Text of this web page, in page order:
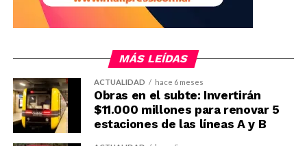
MÁS LEÍDAS
ACTUALIDAD hace 6 meses
Obras en el subte: Invertirán
$11.000 millones para renovar 5
estaciones de las líneas A y B